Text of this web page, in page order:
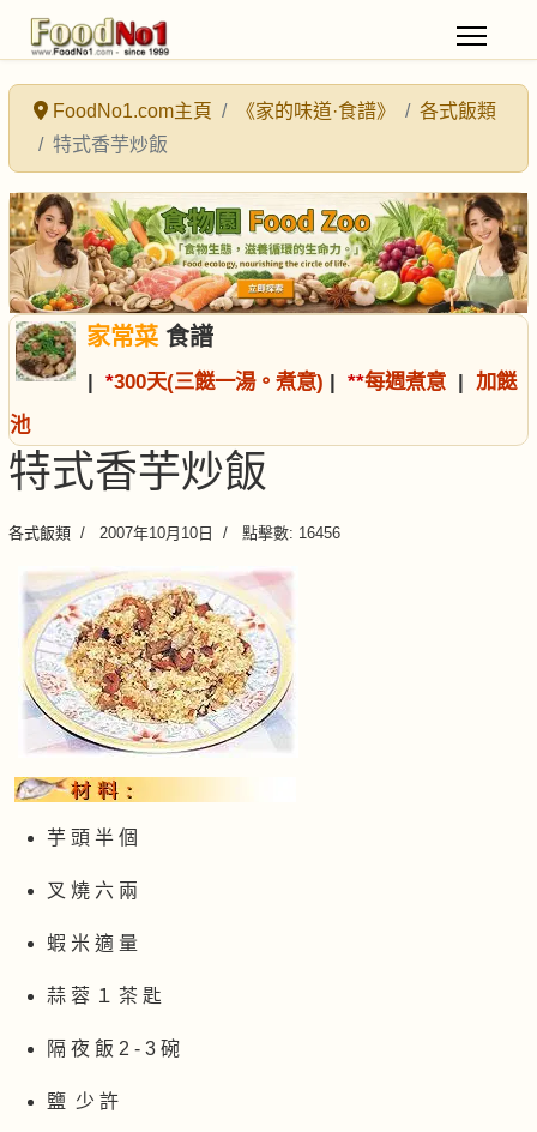
FoodNo1.com主頁 《家的味道·食譜》
各式飯類
特式香芋炒飯
家常菜食譜
| *300天(三餸一湯。煮意) | **每週煮意 | 加餸
池
特式香芋炒飯
各式飯類 2007年10月10日 點擊數: 16456
芋 頭 半 個
叉 燒 六 兩
蝦 米 適 量
蒜 蓉 １ 茶 匙
隔 夜 飯 2 - 3 碗
鹽 少 許